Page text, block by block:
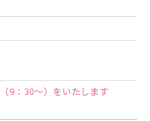
9：30〜）をいたします